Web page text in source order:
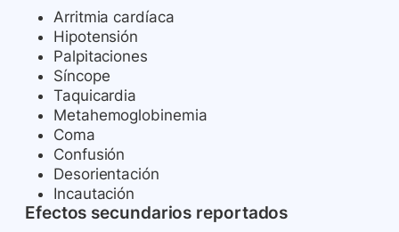
Arritmia cardíaca
Hipotensión
Palpitaciones
Síncope
Taquicardia
Metahemoglobinemia
Coma
Confusión
Desorientación
Incautación
Efectos secundarios reportados